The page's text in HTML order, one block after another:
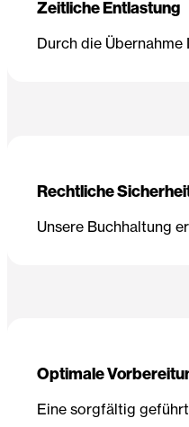
Zeitliche Entlastung
Durch die
Rechtliche
Unsere Buchhaltung
Optimale
Eine sorgfältig